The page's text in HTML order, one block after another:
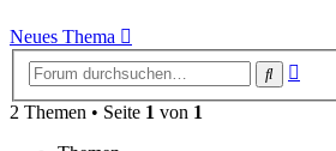
Neues Thema
Suche
2 Themen • Seite 1 von 1